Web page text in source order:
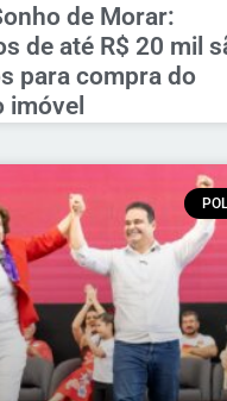
de Morar:
de até R$ 20 mil
para compra do
imóvel